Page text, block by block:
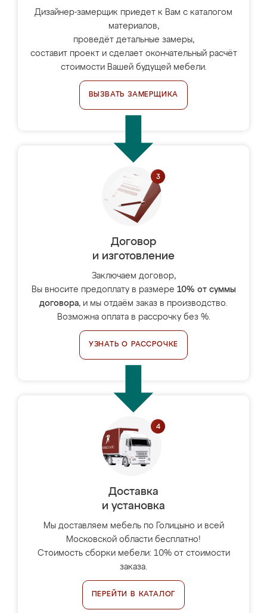
Дизайнер-замерщик приедет к Вам с каталогом
материалов,
проведёт детальные замеры,
составит проект и сделает окончательный расчёт
стоимости Вашей будущей мебели.
ВЫЗВАТЬ ЗАМЕРЩИКА
Договор
и изготовление
Заключаем договор,
Вы вносите предоплату в размере 10% от суммы
договора, и мы отдаём заказ в производство.
Возможна оплата в рассрочку без %.
УЗНАТЬ О РАССРОЧКЕ
Доставка
и установка
Мы доставляем мебель по Голицыно и всей
Московской области бесплатно!
Стоимость сборки мебели: 10% от стоимости
заказа.
ПЕРЕЙТИ В КАТАЛОГ